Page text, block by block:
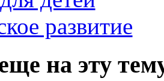
развитие
на эту